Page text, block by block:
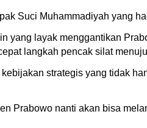
Suci Muhammadiyah yang
yang layak menggantikan
langkah pencak silat
strategis yang tidak
Prabowo nanti akan bisa